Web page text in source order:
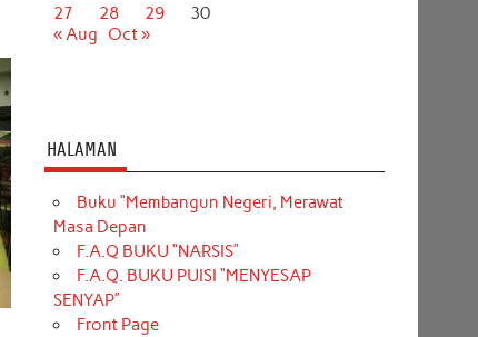
27
28 29
30
« Aug
Oct »
HALAMAN
Buku “Membangun Negeri, Merawat
Masa Depan
F.A.Q BUKU “NARSIS”
F.A.Q. BUKU PUISI “MENYESAP
SENYAP”
Front Page